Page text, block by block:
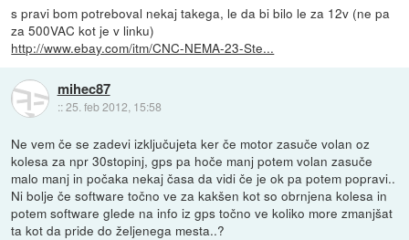
s pravi bom potreboval nekaj takega, le da bi bilo le za 12v (ne pa
za 500VAC kot je v linku)
http://www.ebay.com/itm/CNC-NEMA-23-Ste...
mihec87
::25. feb 2012, 15:58
Ne vem če se zadevi izključujeta ker če motor zasuče volan oz
kolesa za npr 30stopinj, gps pa hoče manj potem volan zasuče
malo manj in počaka nekaj časa da vidi če je ok pa potem popravi..
Ni bolje če software točno ve za kakšen kot so obrnjena kolesa in
potem software glede na info iz gps točno ve koliko more zmanjšat
ta kot da pride do željenega mesta..?